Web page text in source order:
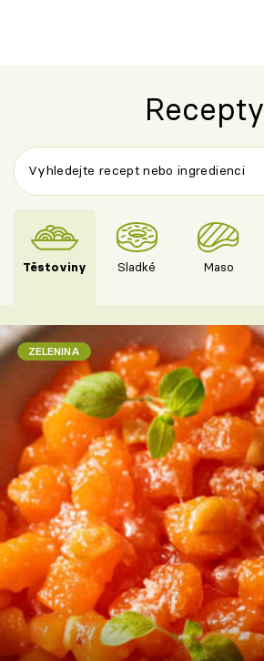
Recepty
Těstoviny Sladké Maso
ZELENINA